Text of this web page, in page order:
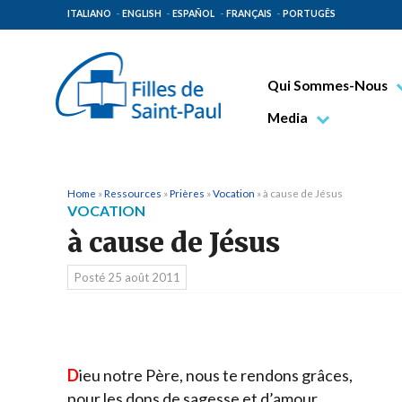
ITALIANO ENGLISH ESPAÑOL FRANÇAIS PORTUGÊS
Qui Sommes-Nous
Bienheureux Jacques
Lieux d’origine
Media
Home »Ressources »Prières »Vocation »à cause de Jésus
VOCATION
à cause de Jésus
Posté 25 août 2011
Dieu notre Père, nous te rendons grâces,